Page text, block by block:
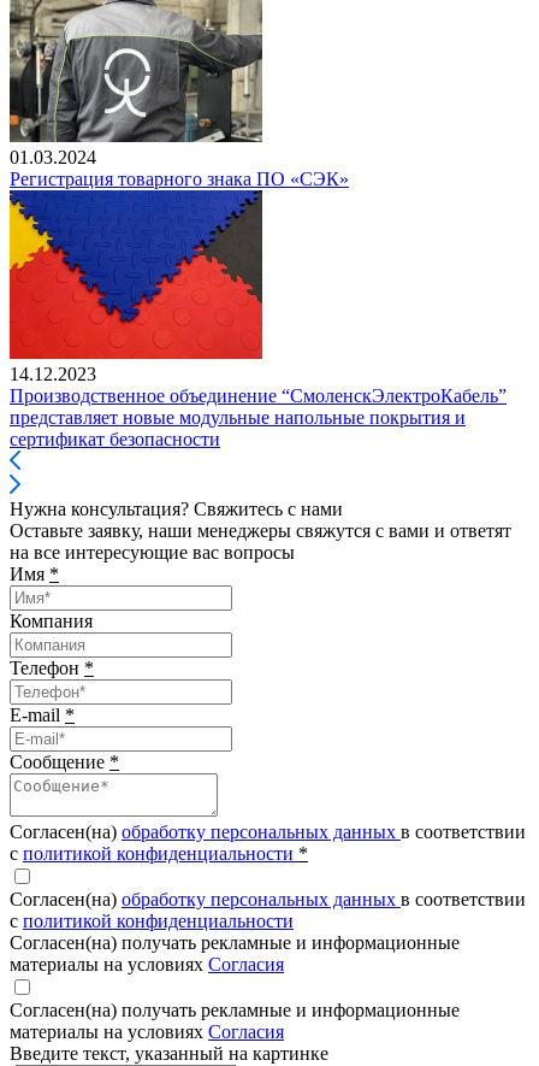
01.03.2024
Регистрация товарного знака ПО «СЭК»
14.12.2023
Производственное объединение “СмоленскЭлектроКабель”
представляет новые модульные напольные покрытия и
сертификат безопасности
Нужна консультация? Свяжитесь с нами
Оставьте заявку, наши менеджеры свяжутся с вами и ответят
на все интересующие вас вопросы
Имя *
Компания
Телефон *
E-mail *
Сообщение *
Согласен(на) обработку персональных данных в соответствии
с политикой конфиденциальности *
Согласен(на) обработку персональных данных в соответствии
с политикой конфиденциальности
Согласен(на) получать рекламные и информационные
материалы на условиях Согласия
Согласен(на) получать рекламные и информационные
материалы на условиях Согласия
Введите текcт, указанный на картинке